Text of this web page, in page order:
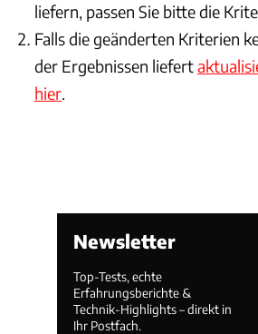
liefern, passen Sie bitte die
Falls die geänderten Kriterien
der Ergebnissen liefert
hier.
Newsletter
Top-Tests, echte
Erfahrungsberichte &
Technik-Highlights – direkt in
Ihr Postfach.